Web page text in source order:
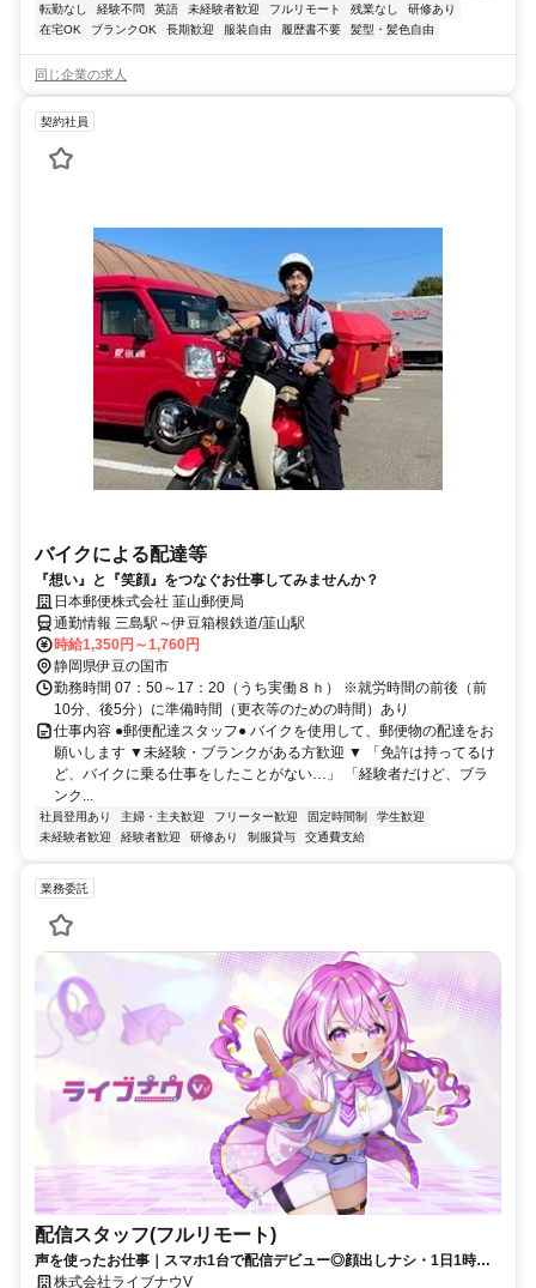
転勤なし
経験不問 英語 未経験者歓迎 フルリモート 残業なし
研修あり
在宅OK
ブランクOK 長期歓迎 服装自由 履歴書不要 髪型・髪色自由
同じ企業の求人
契約社員
バイクによる配達等
『想い』と『笑顔』をつなぐお仕事してみませんか？
日本郵便株式会社 韮山郵便局
通勤情報 三島駅～伊豆箱根鉄道/韮山駅
時給1,350円～1,760円
静岡県伊豆の国市
勤務時間 07：50～17：20（うち実働８ｈ） ※就労時間の前後（前
10分、後5分）に準備時間（更衣等のための時間）あり
仕事内容 ●郵便配達スタッフ● バイクを使用して、郵便物の配達をお
願いします ▼未経験・ブランクがある方歓迎 ▼ 「免許は持ってるけ
ど、バイクに乗る仕事をしたことがない…」 「経験者だけど、ブラ
ンク...
社員登用あり 主婦・主夫歓迎 フリーター歓迎 固定時間制
学生歓迎
未経験者歓迎
経験者歓迎 研修あり 制服貸与 交通費支給
業務委託
配信スタッフ(フルリモート)
声を使ったお仕事｜スマホ1台で配信デビュー◎顔出しナシ・1日1時間
～OK♪
株式会社ライブナウV